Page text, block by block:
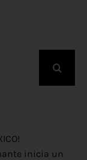
inicia un